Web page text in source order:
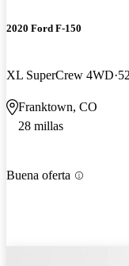
2020 Ford F-150
XL SuperCrew 4WD
Franktown, CO
28 millas
Buena oferta